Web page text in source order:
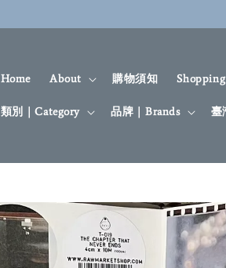
Home About 購物須知
類別｜Category 品牌｜Brands 臺